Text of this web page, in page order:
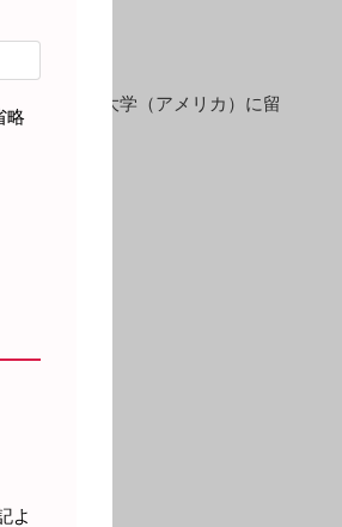
リーランド大学（アメリカ）に留
略
よ